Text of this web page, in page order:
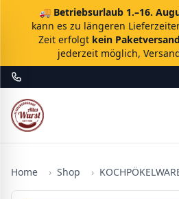
🚚 Betriebsurlaub 1.–16.
kann es zu längeren
Zeit erfolgt kein Paketversand
jederzeit möglich,
Home › Shop ›